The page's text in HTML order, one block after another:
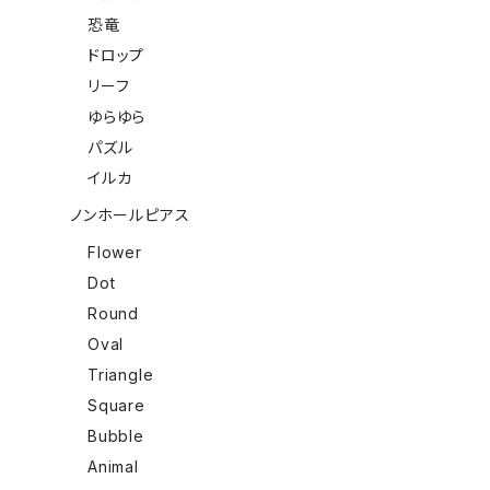
恐竜
ドロップ
リーフ
ゆらゆら
パズル
イルカ
ノンホールピアス
Flower
Dot
Round
Oval
Triangle
Square
Bubble
Animal